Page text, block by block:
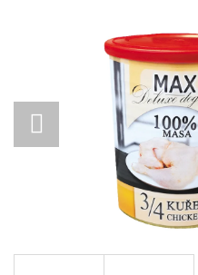
Doporučujeme